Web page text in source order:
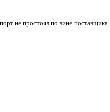
не простоял по вине поставщика.